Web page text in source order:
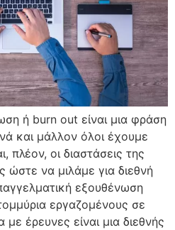
ή burn out είναι μια φράση
και μάλλον όλοι έχουμε
πλέον, oι διαστάσεις της
ώστε να μιλάμε για διεθνή
εξουθένωση
εργαζομένους σε
έρευνες είναι μια διεθνής